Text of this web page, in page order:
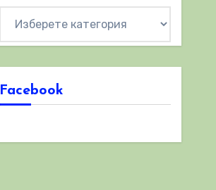
Facebook